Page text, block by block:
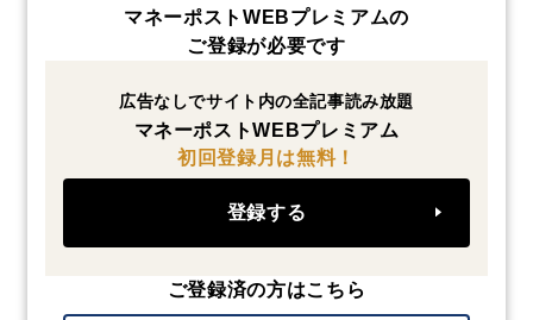
マネーポストWEBプレミアムの
ご登録が必要です
広告なしでサイト内の全記事読み放題
マネーポストWEBプレミアム
初回登録月は無料！
登録する
ご登録済の方はこちら